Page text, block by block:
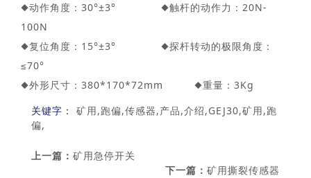
◆动作角度：30°±3° ◆触杆的动作力：20N-
100N
◆复位角度：15°±3° ◆探杆转动的极限角度：
≤70°
◆外形尺寸：380*170*72mm ◆重量：3Kg
关键字：
矿用,跑偏,传感器,产品,介绍,GEJ30,矿用,跑
偏,
上一篇： 矿用急停开关
下一篇： 矿用撕裂传感器